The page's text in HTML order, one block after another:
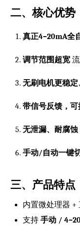
二、核心优势
真正4–20mA全
调节范围超宽
无刷电机更稳
带信号反馈，
无泄漏、耐腐蚀
手动/自动一键
三、产品特点
内置微处理器 +
支持手动 /